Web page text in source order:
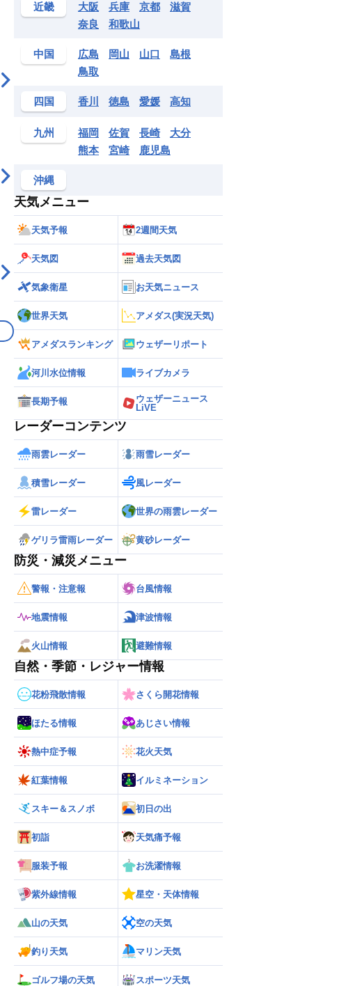
近畿 大阪 兵庫 京都
滋賀
奈良
和歌山
中国 広島 岡山 山口
島根
鳥取
四国 香川 徳島 愛媛 高知
九州 福岡 佐賀 長崎
大分
熊本
宮崎 鹿児島
沖縄
天気メニュー
天気予報 2週間天気
天気図 過去天気図
気象衛星 お天気ニュース
世界天気 アメダス(実況天気)
アメダスランキング ウェザーリポート
河川水位情報 ライブカメラ
長期予報
ウェザーニュース
LiVE
レーダーコンテンツ
雨雲レーダー 雨雪レーダー
積雪レーダー 風レーダー
雷レーダー 世界の雨雲レーダー
ゲリラ雷雨レーダー 黄砂レーダー
防災・減災メニュー
警報・注意報 台風情報
地震情報 津波情報
火山情報 避難情報
自然・季節・レジャー情報
花粉飛散情報 さくら開花情報
ほたる情報 あじさい情報
熱中症予報 花火天気
紅葉情報 イルミネーション
スキー＆スノボ 初日の出
初詣 天気痛予報
服装予報 お洗濯情報
紫外線情報 星空・天体情報
山の天気 空の天気
釣り天気 マリン天気
ゴルフ場の天気 スポーツ天気